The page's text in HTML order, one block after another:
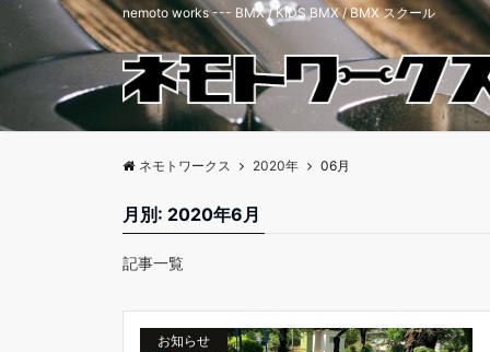
nemoto works --- BMX / KIDS BMX / BMX スクール
ネモトワークス 2020年 06月
月別: 2020年6月
記事一覧
お知らせ